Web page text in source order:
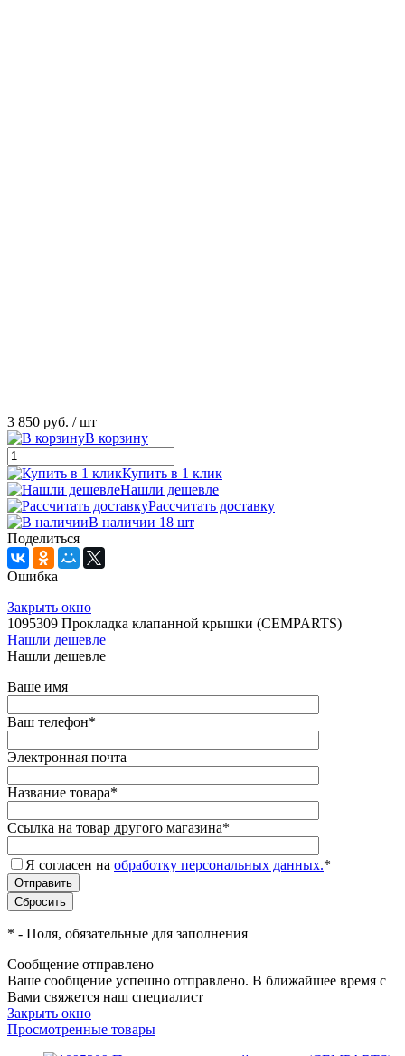
3 850 руб. / шт
В корзину
Купить в 1 клик
Нашли дешевле
Рассчитать доставку
В наличии 18 шт
Поделиться
Ошибка
Закрыть окно
1095309 Прокладка клапанной крышки (CEMPARTS)
Нашли дешевле
Нашли дешевле
Ваше имя
Ваш телефон*
Электронная почта
Название товара*
Ссылка на товар другого магазина*
Я согласен на обработку персональных данных.*
* - Поля, обязательные для заполнения
Сообщение отправлено
Ваше сообщение успешно отправлено. В ближайшее время с
Вами свяжется наш специалист
Закрыть окно
Просмотренные товары